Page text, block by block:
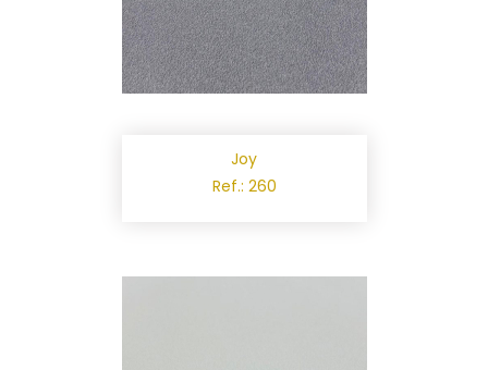
Joy
Ref.: 260